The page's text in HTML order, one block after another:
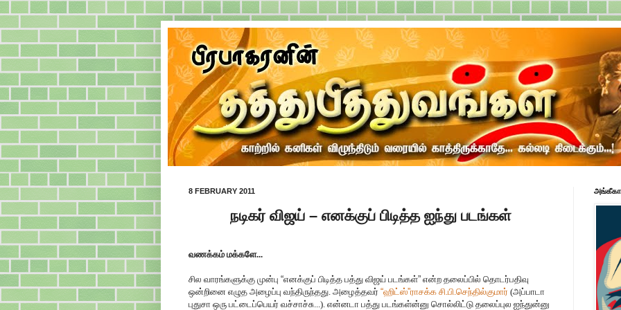
8 FEBRUARY 2011
நடிகர் விஜய் – எனக்குப் பிடித்த ஐந்து படங்கள்
வணக்கம் மக்களே...
சில வாரங்களுக்கு முன்பு “எனக்குப் பிடித்த பத்து விஜய் படங்கள்” என்ற தலைப்பில் தொடர்பதிவு
ஒன்றினை எழுத அழைப்பு வந்திருந்தது. அழைத்தவர் “ஹிட்ஸ்”ராசக்க சி.பி.செந்தில்குமார் (அப்பாடா
புதுசா ஒரு பட்டைப்பெயர் வச்சாச்சு...). என்னடா பத்து படங்கள்ன்னு சொல்லிட்டு தலைப்புல ஐந்துன்னு